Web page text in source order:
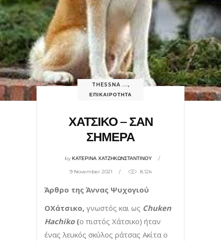
THESSNA ...,
ΕΠΙΚΑΙΡΟΤΗΤΑ
ΧΑΤΣΙΚΟ – ΣΑΝ
ΣΗΜΕΡΑ
byΚΑΤΕΡΙΝΑ ΧΑΤΖΗΚΩΝΣΤΑΝΤΙΝΟΥ
9 November 2021 8.12k
Άρθρο της Άννας Ψυχογιού
ΟΧάτσικο, γνωστός και ως Chuken
Hachiko(ο πιστός Χάτσικο) ήταν
ένας λευκός σκύλος ράτσας Ακίτα ο